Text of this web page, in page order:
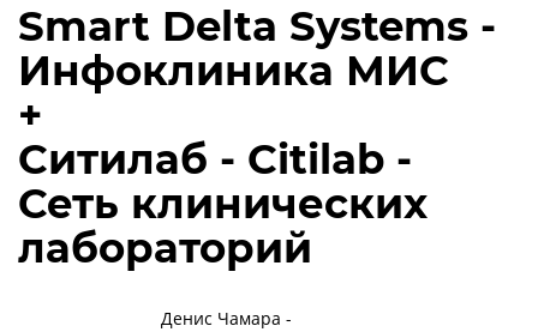
Smart Delta Systems -
Инфоклиника МИС
+
Ситилаб - Citilab -
Сеть клинических
лабораторий
Денис Чамара -